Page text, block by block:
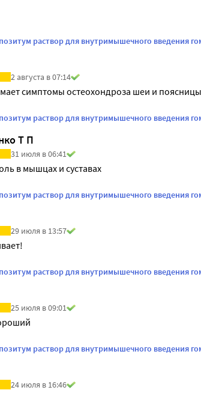
раствор для внутримышечного введения
2 августа в 07:14
симптомы остеохондроза шеи и поясницы
раствор для внутримышечного введения
Т П
31 июля в 06:41
в мышцах и суставах
раствор для внутримышечного введения
29 июля в 13:57
раствор для внутримышечного введения
25 июля в 09:01
раствор для внутримышечного введения
24 июля в 16:46